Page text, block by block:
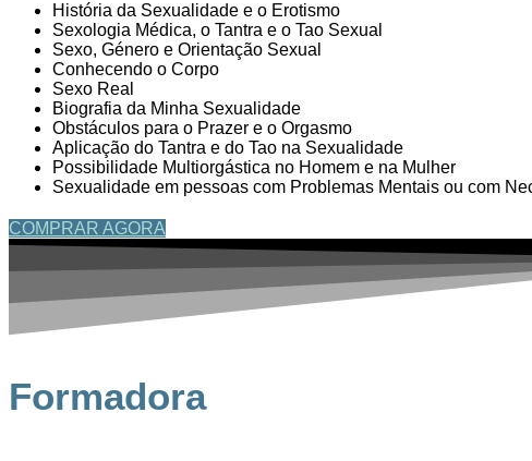
História da Sexualidade e o Erotismo
Sexologia Médica, o Tantra e o Tao Sexual
Sexo, Género e Orientação Sexual
Conhecendo o Corpo
Sexo Real
Biografia da Minha Sexualidade
Obstáculos para o Prazer e o Orgasmo
Aplicação do Tantra e do Tao na Sexualidade
Possibilidade Multiorgástica no Homem e na Mulher
Sexualidade em pessoas com Problemas Mentais ou com
COMPRAR AGORA
Formadora